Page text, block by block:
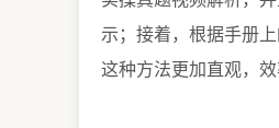
示；接着，根据手册
这种方法更加直观，效